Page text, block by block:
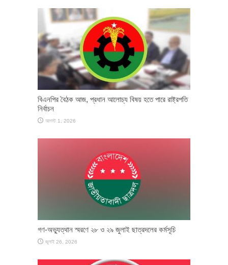
বিএনপির বৈঠক আজ, প্রধান আলোচ্য বিষয় হতে পারে রাষ্ট্রপতি
নির্বাচন
আগস্ট 1, 2026
গণ-অভ্যুত্থান স্মরণে ২৮ ও ২৯ জুলাই ছাত্রদলের কর্মসূচি
জুলাই 26, 2026